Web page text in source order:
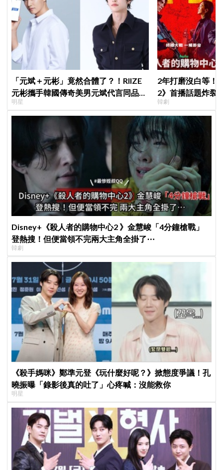
「元斌＋元彬」竟然合體了？！RIIZE
元彬攜手韓國傳奇美男元斌代言同品
牌，韓網瘋喊：兩個帥哥來了！
明星
2年打磨沒白等！
2》首播話題炸裂
季找我，我就拍
韓劇
Disney+《殺人者的購物中心2 》金慧峻「4分鐘槍戰」
登熱搜！但便當領不完兩大主角全掛了⋯
韓劇
《殺手媽咪》鄭準元登《玩什麼好呢？》掀態度爭議！孔
曉振曝「錄影後真的吐了」心疼喊：沒能救你
明星